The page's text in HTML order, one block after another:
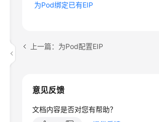
为Pod绑定已有EIP
上一篇：为Pod配置EIP
意见反馈
文档内容是否对您有帮助？